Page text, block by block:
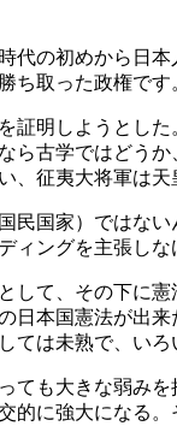
代の初めから日
ち取った政権で
証明しようとし
ら古学ではどう
、征夷大将軍は
民国家）ではな
ィングを主張し
して、その下に
日本国憲法が出
ては未熟で、い
ても大きな弱み
的に強大になる